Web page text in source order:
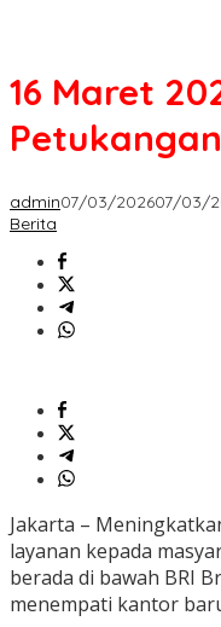
16 Maret
admin07/03/202607/03/
Berita
Jakarta –
layanan kepada
berada di bawah BRI
menempati kantor